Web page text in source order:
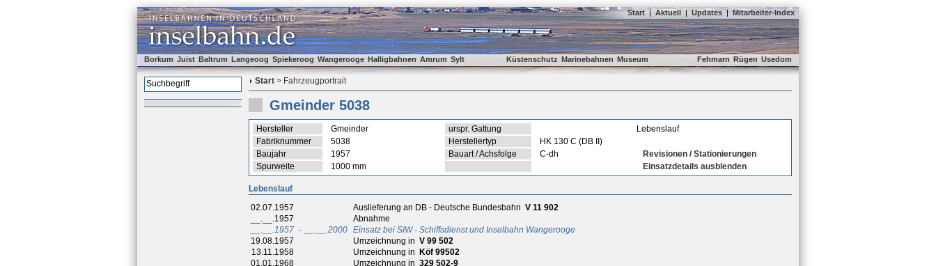
Start | Aktuell | Updates | Mitarbeiter-Index
Borkum Juist Baltrum Langeoog Spiekeroog Wangerooge Halligbahnen Amrum Sylt Küstenschutz Marinebahnen Museum Fehmarn Rügen Usedom
Start > Fahrzeugportrait
Gmeinder 5038
Hersteller Gmeinder urspr. Gattung
Lebenslauf
Fabriknummer
5038 Herstellertyp
HK 130 C (DB II)
Baujahr
1957 Bauart / Achsfolge C-dh
Revisionen / Stationierungen
Spurweite
1000 mm Einsatzdetails ausblenden
Lebenslauf
02.07.1957
Auslieferung an DB - Deutsche Bundesbahn V 11 902
__.__.1957
Abnahme
__.__.1957 - __.__.2000 Einsatz bei SIW - Schiffsdienst und Inselbahn Wangerooge
19.08.1957
Umzeichnung in V 99 502
13.11.1958
Umzeichnung in
Köf 99502
01.01.1968
Umzeichnung in 329 502-9